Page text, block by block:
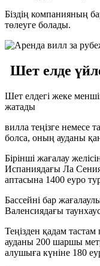
Біздің компанияның
төлеуге болады.
Шет елде
Шет елдегі жеке
жатады
вилла теңізге
болса, оның ауданы
Бірінші жағалау
Испаниядағы Ла
аптасына 1400 еуро
Бассейні бар
Валенсиядағы
Теңізден қадам
ауданы 200 шаршы
алушыға күніне 180